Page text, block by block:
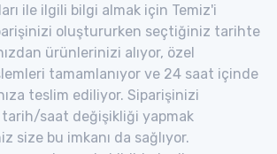
ile ilgili bilgi almak için Temiz'i
oluştururken seçtiğiniz tarihte
ürünlerinizi alıyor, özel
tamamlanıyor ve 24 saat içinde
teslim ediliyor. Siparişinizi
saat değişikliği yapmak
size bu imkanı da sağlıyor.